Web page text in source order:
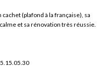
(plafond à la française), sa
et sa rénovation très réussie.